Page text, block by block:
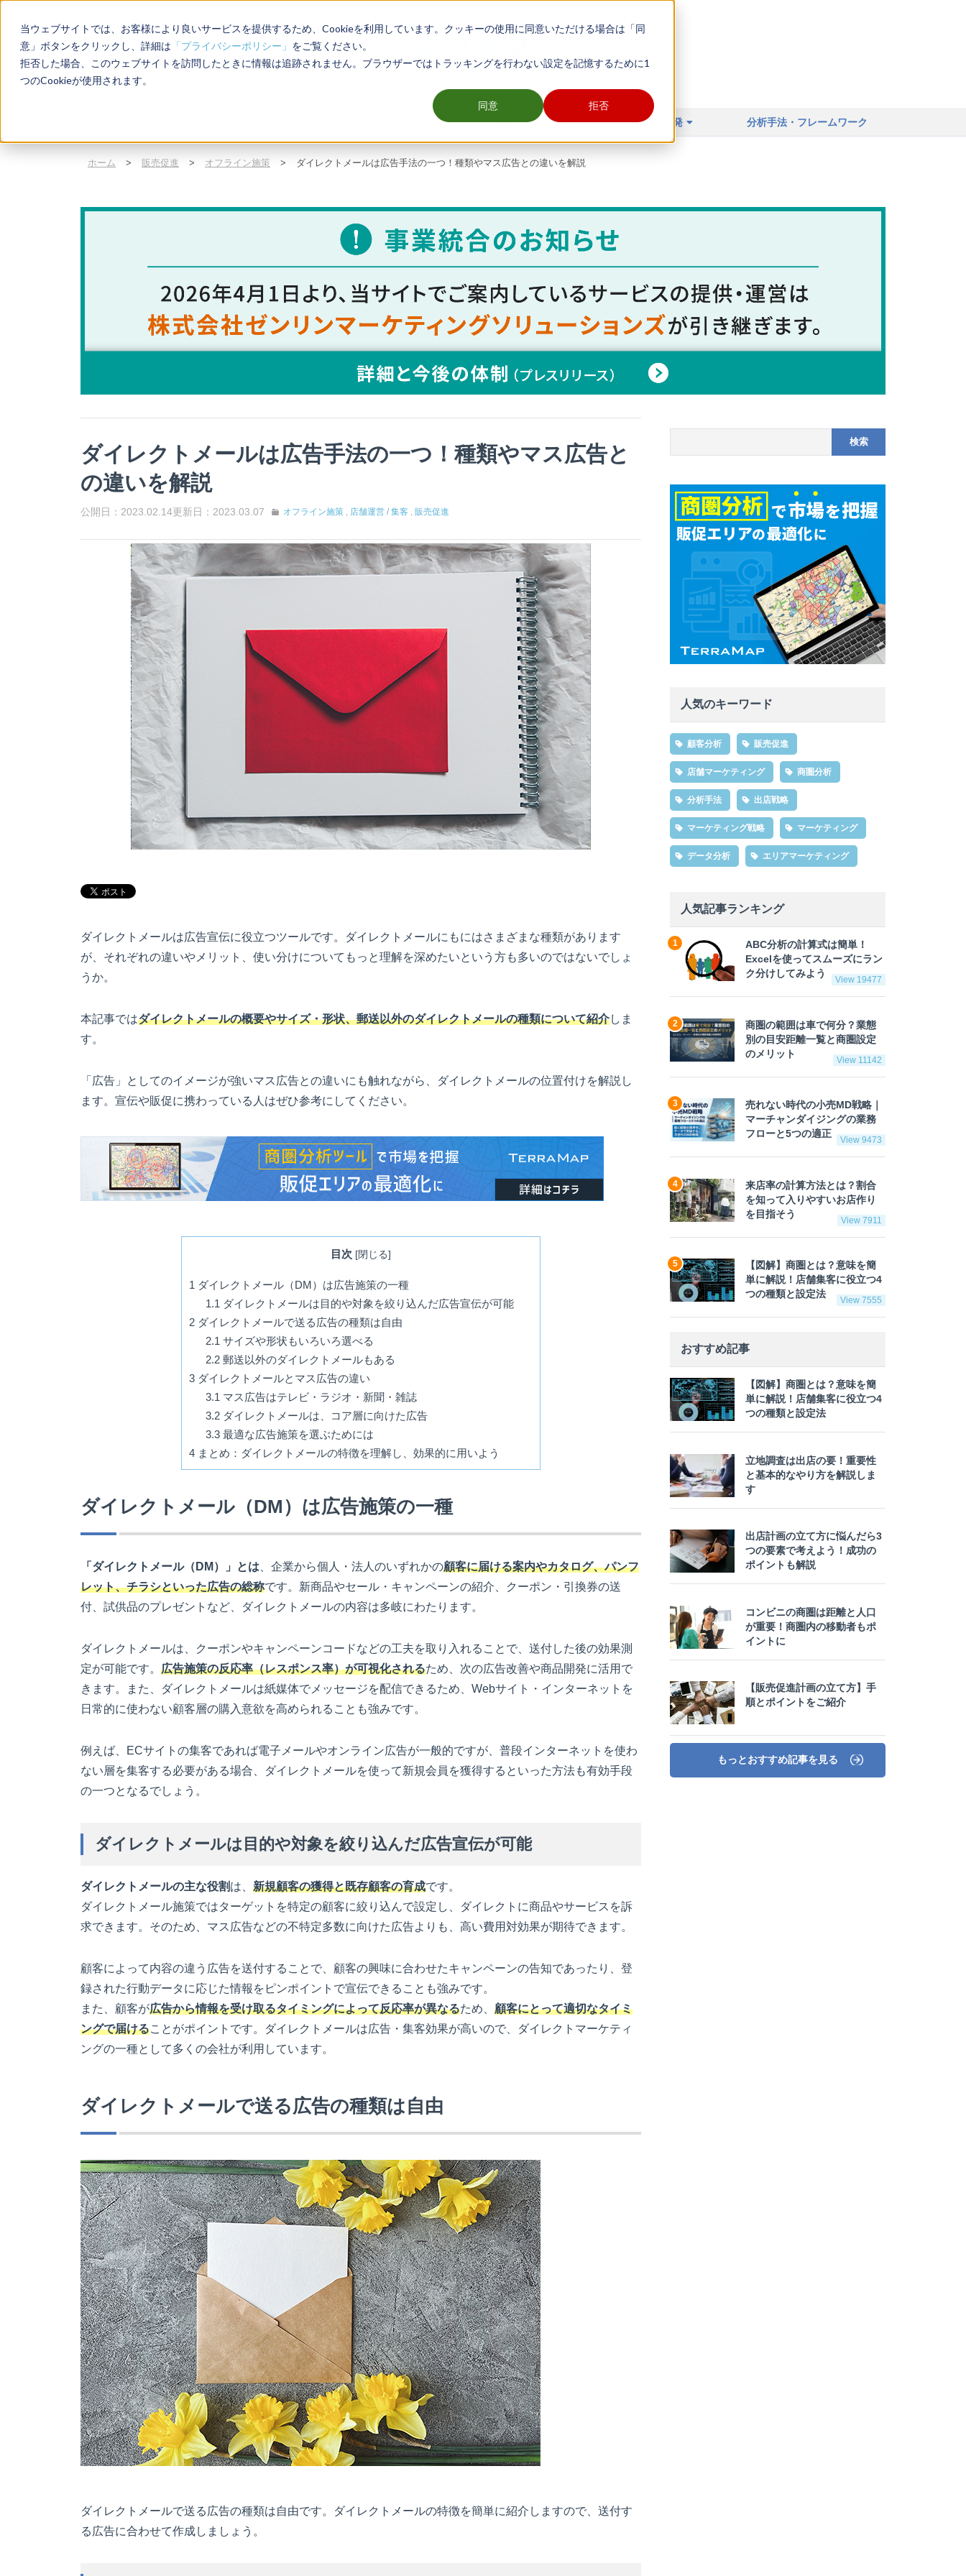
当ウェブサイトでは、お客様により良いサービスを提供するため、Cookieを利用しています。クッキーの使用に同意いただける場合は「同
意」ボタンをクリックし、詳細は 「プライバシーポリシー」 をご覧ください。
拒否した場合、このウェブサイトを訪問したときに情報は追跡されません。ブラウザーではトラッキングを行わない設定を記憶するために1
つのCookieが使用されます。
同意 拒否
顧客・データ分析 店舗開発 分析手法・フレームワーク
ホーム > 販売促進 > オフライン施策 > ダイレクトメールは広告手法の一つ！種類やマス広告との違いを解説
ダイレクトメールは広告手法の一つ！種類やマス広告と
の違いを解説
公開日：2023.02.14更新日：2023.03.07 オフライン施策 , 店舗運営 / 集客 , 販売促進
ダイレクトメールは広告宣伝に役立つツールです。ダイレクトメールにもにはさまざまな種類があります
が、それぞれの違いやメリット、使い分けについてもっと理解を深めたいという方も多いのではないでしょ
うか。
本記事ではダイレクトメールの概要やサイズ・形状、郵送以外のダイレクトメールの種類について紹介しま
す。
「広告」としてのイメージが強いマス広告との違いにも触れながら、ダイレクトメールの位置付けを解説し
ます。宣伝や販促に携わっている人はぜひ参考にしてください。
目次 [閉じる]
1 ダイレクトメール（DM）は広告施策の一種
1.1 ダイレクトメールは目的や対象を絞り込んだ広告宣伝が可能
2 ダイレクトメールで送る広告の種類は自由
2.1 サイズや形状もいろいろ選べる
2.2郵送以外のダイレクトメールもある
3 ダイレクトメールとマス広告の違い
3.1 マス広告はテレビ・ラジオ・新聞・雑誌
3.2ダイレクトメールは、コア層に向けた広告
3.3最適な広告施策を選ぶためには
4 まとめ：ダイレクトメールの特徴を理解し、効果的に用いよう
ダイレクトメール（DM）は広告施策の一種
「ダイレクトメール（DM）」とは 、企業から個人・法人のいずれかの顧客に届ける案内やカタログ、パンフ
レット、チラシといった広告の総称です。新商品やセール・キャンペーンの紹介、クーポン・引換券の送
付、試供品のプレゼントなど、ダイレクトメールの内容は多岐にわたります。
ダイレクトメールは、クーポンやキャンペーンコードなどの工夫を取り入れることで、送付した後の効果測
定が可能です。 広告施策の反応率（レスポンス率）が可視化されるため、次の広告改善や商品開発に活用で
きます。また、ダイレクトメールは紙媒体でメッセージを配信できるため、Webサイト・インターネットを
日常的に使わない顧客層の購入意欲を高められることも強みです。
例えば、ECサイトの集客であれば電子メールやオンライン広告が一般的ですが、普段インターネットを使わ
ない層を集客する必要がある場合、ダイレクトメールを使って新規会員を獲得するといった方法も有効手段
の一つとなるでしょう。
ダイレクトメールは目的や対象を絞り込んだ広告宣伝が可能
ダイレクトメールの主な役割は、 新規顧客の獲得と既存顧客の育成です。
ダイレクトメール施策ではターゲットを特定の顧客に絞り込んで設定し、ダイレクトに商品やサービスを訴
求できます。そのため、マス広告などの不特定多数に向けた広告よりも、高い費用対効果が期待できます。
顧客によって内容の違う広告を送付することで、顧客の興味に合わせたキャンペーンの告知であったり、登
録された行動データに応じた情報をピンポイントで宣伝できることも強みです。
また、顧客が広告から情報を受け取るタイミングによって反応率が異なるため、 顧客にとって適切なタイミ
ングで届けることがポイントです。ダイレクトメールは広告・集客効果が高いので、ダイレクトマーケティ
ングの一種として多くの会社が利用しています。
ダイレクトメールで送る広告の種類は自由
ダイレクトメールで送る広告の種類は自由です。ダイレクトメールの特徴を簡単に紹介しますので、送付す
る広告に合わせて作成しましょう。
人気のキーワード
顧客分析 販売促進
店舗マーケティング 商圏分析
分析手法 出店戦略
マーケティング戦略 マーケティング
データ分析 エリアマーケティング
人気記事ランキング
ABC分析の計算式は簡単！
Excelを使ってスムーズにラン
ク分けしてみよう
View 19477
商圏の範囲は車で何分？業態
別の目安距離一覧と商圏設定
のメリット
View 11142
売れない時代の小売MD戦略｜
マーチャンダイジングの業務
フローと5つの適正
View 9473
来店率の計算方法とは？割合
を知って入りやすいお店作り
を目指そう
View 7911
【図解】商圏とは？意味を簡
単に解説！店舗集客に役立つ4
つの種類と設定法
View 7555
おすすめ記事
【図解】商圏とは？意味を簡
単に解説！店舗集客に役立つ4
つの種類と設定法
立地調査は出店の要！重要性
と基本的なやり方を解説しま
す
出店計画の立て方に悩んだら3
つの要素で考えよう！成功の
ポイントも解説
コンビニの商圏は距離と人口
が重要！商圏内の移動者もポ
イントに
【販売促進計画の立て方】手
順とポイントをご紹介
もっとおすすめ記事を見る